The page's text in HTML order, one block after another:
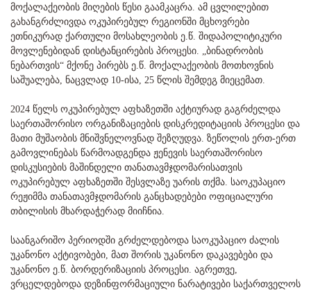
მოქალაქეობის მიღების წესი გაამკაცრა. ამ ცვლილებით
გახანგრძლივდა ოკუპირებულ რეგიონში მცხოვრები
ეთნიკურად ქართული მოსახლეობის ე.წ. შიდაპოლიტიკური
მოვლენებიდან დისტანცირების პროცესი. „ბინადრობის
ნებართვის“ მქონე პირებს ე.წ. მოქალაქეობის მოთხოვნის
საშუალება, ნაცვლად 10-ისა, 25 წლის შემდეგ მიეცემათ.
2024 წელს ოკუპირებულ აფხაზეთში აქტიურად გაგრძელდა
საერთაშორისო ორგანიზაციების დისკრედიტაციის პროცესი და
მათი მუშაობის მნიშვნელოვნად შეზღუდვა. ზეწოლის ერთ-ერთ
გამოვლინებას წარმოადგენდა ჟენევის საერთაშორისო
დისკუსიების მაშინდელი თანათავმჯდომარისათვის
ოკუპირებულ აფხაზეთში შესვლაზე უარის თქმა. საოკუპაციო
რეჟიმმა თანათავმჯდომარის განცხადებები ოფიციალური
თბილისის მხარდაჭერად მიიჩნია.
საანგარიშო პერიოდში გრძელდებოდა საოკუპაციო ძალის
უკანონო აქტივობები, მათ შორის უკანონო დაკავებები და
უკანონო ე.წ. ბორდერიზაციის პროცესი. აგრეთვე,
ვრცელდებოდა დეზინფორმაციული ნარატივები საქართველოს